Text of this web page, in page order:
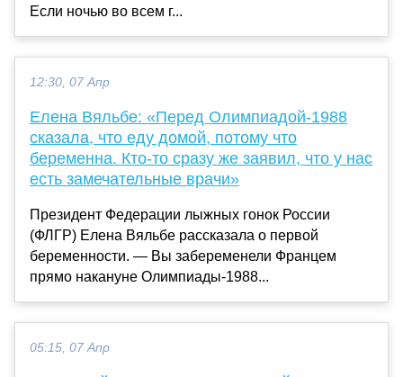
Если ночью во всем г...
12:30, 07 Апр
Елена Вяльбе: «Перед Олимпиадой-1988
сказала, что еду домой, потому что
беременна. Кто-то сразу же заявил, что у нас
есть замечательные врачи»
Президент Федерации лыжных гонок России
(ФЛГР) Елена Вяльбе рассказала о первой
беременности. — Вы забеременели Францем
прямо накануне Олимпиады-1988...
05:15, 07 Апр